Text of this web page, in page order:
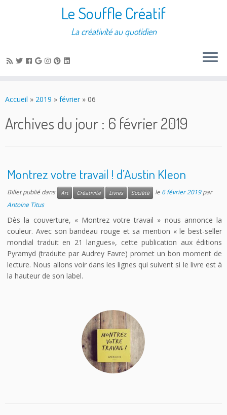
Le Souffle Créatif
La créativité au quotidien
Accueil » 2019 » février » 06
Archives du jour : 6 février 2019
Montrez votre travail ! d’Austin Kleon
Billet publié dans Art Créativité Livres Société le 6 février 2019 par
Antoine Titus
Dès la couverture, « Montrez votre travail » nous annonce la
couleur. Avec son bandeau rouge et sa mention « le best-seller
mondial traduit en 21 langues», cette publication aux éditions
Pyramyd (traduite par Audrey Favre) promet un bon moment de
lecture. Nous allons voir dans les lignes qui suivent si le livre est à
la hauteur de son label.